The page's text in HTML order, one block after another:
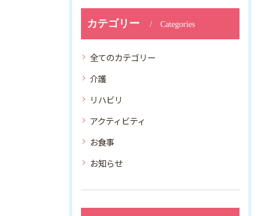
カテゴリー Categories
全てのカテゴリー
介護
リハビリ
アクティビティ
お食事
お知らせ